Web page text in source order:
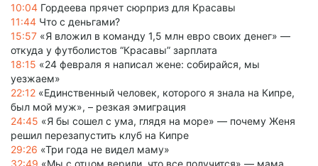
10:04 Гордеева прячет сюрприз для Красавы
11:44 Что с деньгами?
15:57 «Я вложил в команду 1,5 млн евро своих денег» —
откуда у футболистов “Красавы” зарплата
18:15 «24 февраля я написал жене: собирайся, мы
уезжаем»
22:12 «Единственный человек, которого я знала на Кипре,
был мой муж», – резкая эмиграция
24:45 «Я бы сошел с ума, глядя на море» — почему Женя
решил перезапустить клуб на Кипре
29:26 «Три года не видел маму»
32:49 «Мы с отцом верили, что все получится» — мама